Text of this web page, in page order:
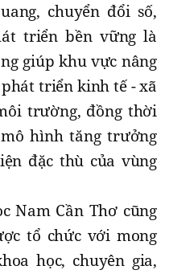
chuyển đổi số,
triển bền vững là
giúp khu vực nâng
triển kinh tế - xã
trường, đồng thời
hình tăng trưởng
đặc thù của vùng
Nam Cần Thơ cũng
tổ chức với mong
học, chuyên gia,